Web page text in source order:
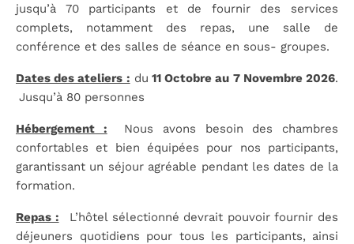
jusqu’à 70 participants et de fournir des services
complets, notamment des repas, une salle de
conférence et des salles de séance en sous- groupes.
Dates des ateliers : du 11 Octobre au 7 Novembre 2026.
Jusqu’à 80 personnes
Hébergement :
Nous avons besoin des chambres
confortables et bien équipées pour nos participants,
garantissant un séjour agréable pendant les dates de la
formation.
Repas :
L’hôtel sélectionné devrait pouvoir fournir des
déjeuners quotidiens pour tous les participants, ainsi